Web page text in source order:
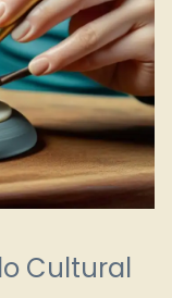
Cultural